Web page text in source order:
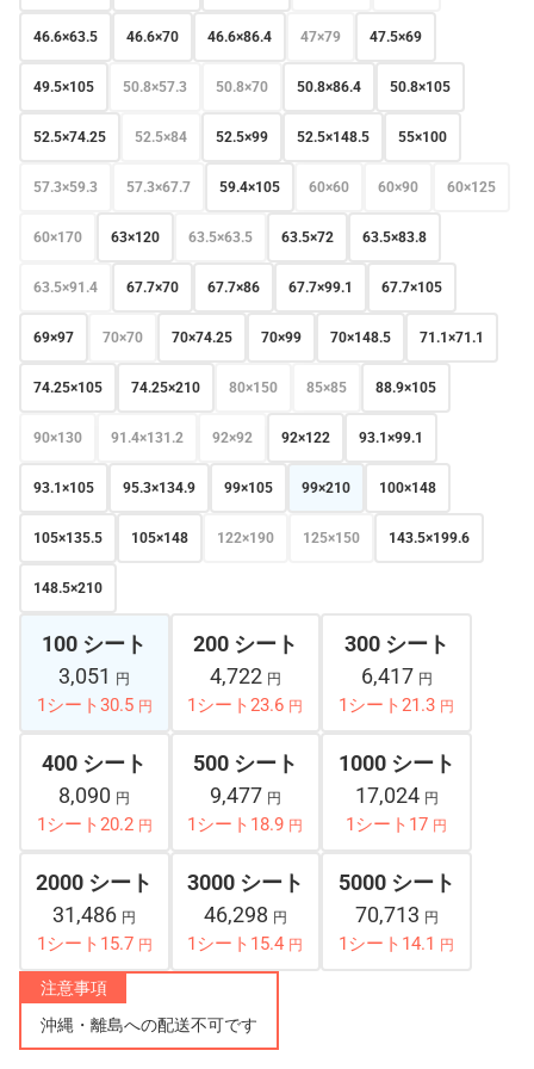
52.5×99
105×148
57.3×59.3
91.4×131.2
46.6×63.5 46.6×70 46.6×86.4 47×79 47.5×69
49.5×105 50.8×57.3 50.8×70 50.8×86.4 50.8×105
52.5×74.25 52.5×84 52.5×148.5 55×100
57.3×67.7 59.4×105 60×60 60×90 60×125
60×170 63×120 63.5×63.5 63.5×72 63.5×83.8
63.5×91.4 67.7×70 67.7×86 67.7×99.1 67.7×105
69×97 70×70 70×74.25 70×99 70×148.5 71.1×71.1
74.25×105 74.25×210 80×150 85×85 88.9×105
90×130 92×92 92×122 93.1×99.1
93.1×105 95.3×134.9 99×105 99×210 100×148
105×135.5 122×190 125×150 143.5×199.6
148.5×210
100 シート
3,051 円
1シート30.5 円
200 シート
4,722 円
1シート23.6 円
300 シート
6,417 円
1シート21.3 円
400 シート
8,090 円
1シート20.2 円
500 シート
9,477 円
1シート18.9 円
1000 シート
17,024 円
1シート17 円
2000 シート
31,486 円
1シート15.7 円
3000 シート
46,298 円
1シート15.4 円
5000 シート
70,713 円
1シート14.1 円
注意事項
沖縄・離島への配送不可です